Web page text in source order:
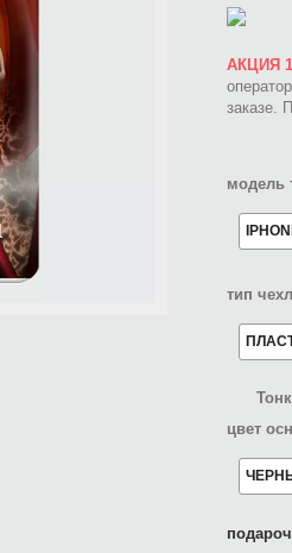
АКЦИЯ
заказе.
модель
тип
цвет